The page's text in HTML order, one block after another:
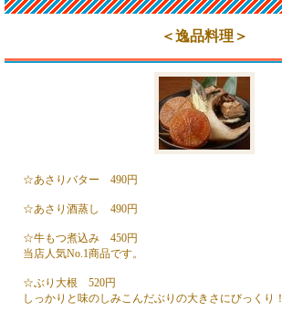
＜逸品料理＞
☆あさりバター 490円
☆あさり酒蒸し 490円
☆牛もつ煮込み 450円
当店人気No.1商品です。
☆ぶり大根 520円
しっかりと味のしみこんだぶりの大きさにびっくり！